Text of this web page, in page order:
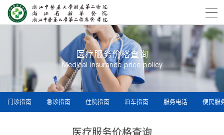
医疗服务价格查询
Medical insurance price policy
门诊指南 急诊指南 住院指南 泊车指南 服务电话 便民服
医疗服务价格查询